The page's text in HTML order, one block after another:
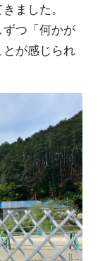
ました。
つ「何かが
が感じられ